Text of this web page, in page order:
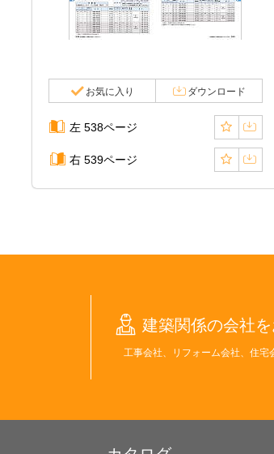
お気に入り ダウンロード
左 538ページ
右 539ページ
建築関係の会社
工事会社、リフォーム会社、住宅